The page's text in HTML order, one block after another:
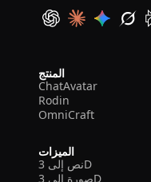
المنتج
ChatAvatar
Rodin
OmniCraft
الميزات
نص إلى 3D
صورة إلى 3D